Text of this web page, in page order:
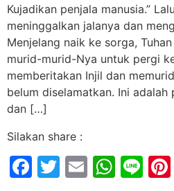
Kujadikan penjala manusia.”
meninggalkan jalanya dan
Menjelang naik ke sorga,
murid-murid-Nya untuk pergi
memberitakan Injil dan
belum diselamatkan. Ini
dan […]
Silakan share :
Facebook
Twitter
Email